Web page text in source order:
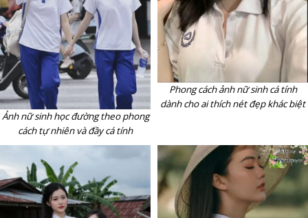
Ảnh nữ sinh học đường theo phong
cách tự nhiên và đầy cá tính
Phong cách ảnh nữ sinh cá tính
dành cho ai thích nét đẹp khác biệt